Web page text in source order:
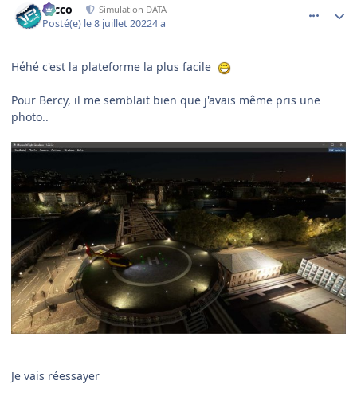
Nicco Simulation DATA
Posté(e) le 8 juillet 20224 a
Héhé c'est la plateforme la plus facile
Pour Bercy, il me semblait bien que j'avais même pris une
photo..
Je vais réessayer